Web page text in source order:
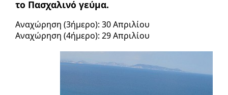
το Πασχαλινό γεύμα.
Αναχώρηση (3ήμερο): 30 Απριλίου
Αναχώρηση (4ήμερο): 29 Απριλίου